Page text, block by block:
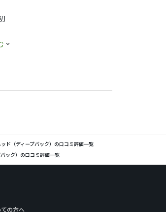
ド（ディープバック）の口コミ評価一覧
ック）の口コミ評価一覧
の方へ